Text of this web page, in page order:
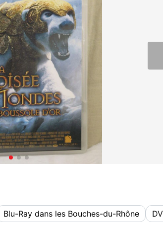
Blu-Ray dans les Bouches-du-Rhône